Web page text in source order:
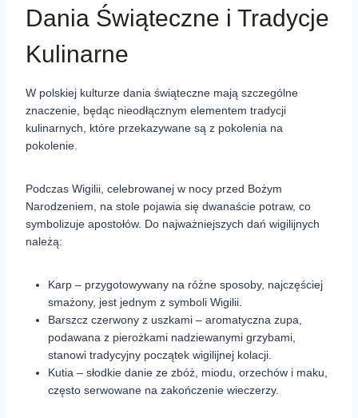
Dania Świąteczne i Tradycje
Kulinarne
W polskiej kulturze dania świąteczne mają szczególne
znaczenie, będąc nieodłącznym elementem tradycji
kulinarnych, które przekazywane są z pokolenia na
pokolenie.
Podczas Wigilii, celebrowanej w nocy przed Bożym
Narodzeniem, na stole pojawia się dwanaście potraw, co
symbolizuje apostołów. Do najważniejszych dań wigilijnych
należą:
Karp – przygotowywany na różne sposoby, najczęściej
smażony, jest jednym z symboli Wigilii.
Barszcz czerwony z uszkami – aromatyczna zupa,
podawana z pierożkami nadziewanymi grzybami,
stanowi tradycyjny początek wigilijnej kolacji.
Kutia – słodkie danie ze zbóż, miodu, orzechów i maku,
często serwowane na zakończenie wieczerzy.